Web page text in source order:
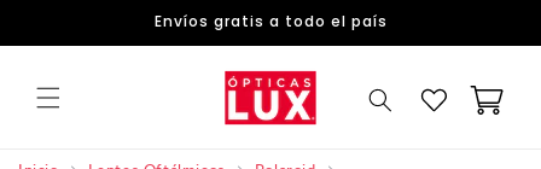
Envíos gratis a todo el país
Carrito